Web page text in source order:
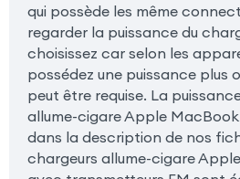
qui possède les même
regarder la puissance du
choisissez car selon les
possédez une puissance plus
peut être requise. La
allume-cigare Apple MacBook
dans la description de nos
chargeurs allume-cigare